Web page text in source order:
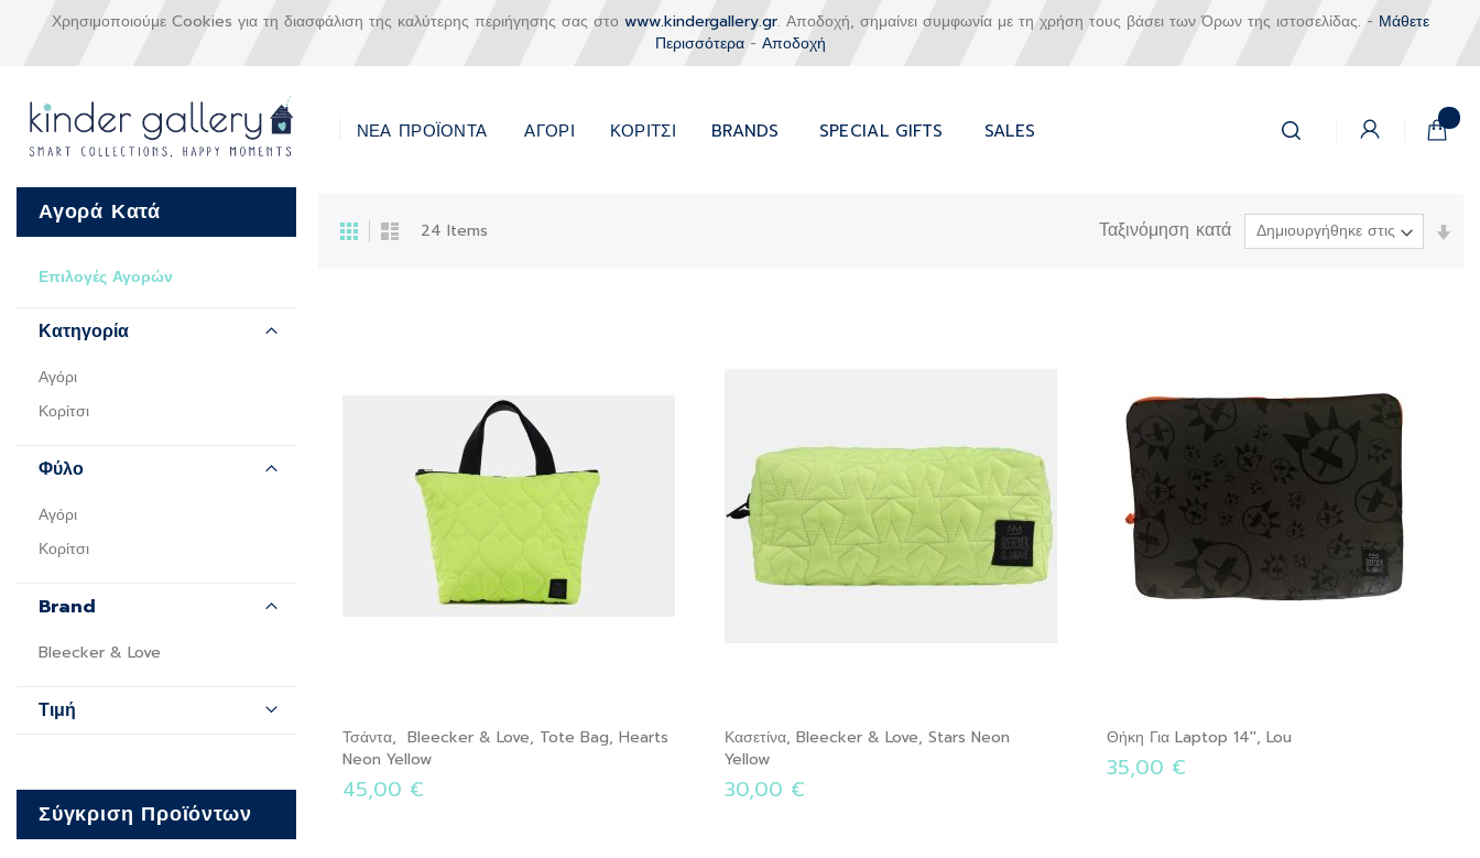
Χρησιμοποιούμε Cookies για τη διασφάλιση της καλύτερης περιήγησης σας στο www.kindergallery.gr. Αποδοχή, σημαίνει συμφωνία με τη χρήση τους βάσει των Όρων της ιστοσελίδας. - Μάθετε
Περισσότερα- Αποδοχή
ΝΕΑ ΠΡΟΪΟΝΤΑ ΑΓΌΡΙ ΚΟΡΊΤΣΙ BRANDS SPECIAL GIFTS SALES
Το
Αναζήτηση
στο
περιεχόμενο
Προβολή
ως
Πλέγμα
Λίστα
24 Items Ταξινόμηση κατά
Τσάντα, Bleecker & Love, Tote Bag, Hearts
Neon Yellow
45,00 €
Κασετίνα, Bleecker & Love, Stars Neon
Yellow
30,00 €
Θήκη Για Laptop 14'', Lou
35,00 €
Αγορά Κατά
Επιλογές Αγορών
Κατηγορία
Αγόρι
Κορίτσι
Φύλο
Αγόρι
Κορίτσι
Brand
Bleecker & Love
Τιμή
Σύγκριση Προϊόντων